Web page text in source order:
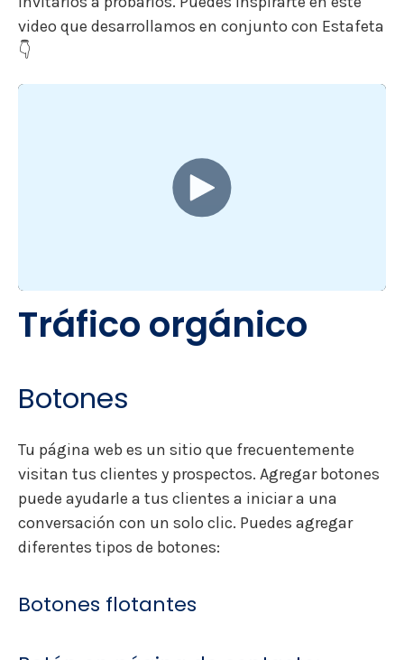
video que desarrollamos en conjunto con Estafeta
👇
Tráfico orgánico
Botones
Tu página web es un sitio que frecuentemente
visitan tus clientes y prospectos. Agregar botones
puede ayudarle a tus clientes a iniciar a una
conversación con un solo clic. Puedes agregar
diferentes tipos de botones:
Botones flotantes